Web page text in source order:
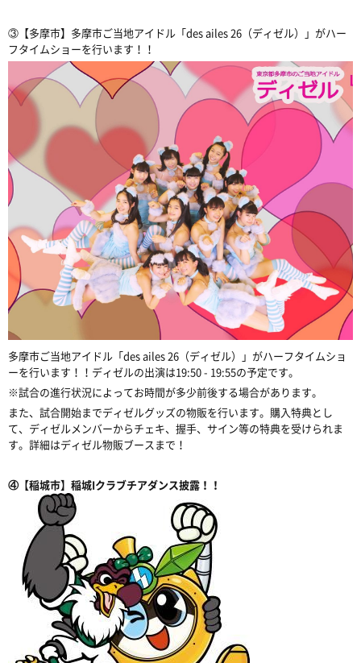
③【多摩市】多摩市ご当地アイドル「des ailes 26（ディゼル）」がハー
フタイムショーを行います！！
多摩市ご当地アイドル「des ailes 26（ディゼル）」がハーフタイムショ
ーを行います！！ディゼルの出演は19:50 - 19:55の予定です。
※試合の進行状況によってお時間が多少前後する場合があります。
また、試合開始までディゼルグッズの物販を行います。購入特典とし
て、ディゼルメンバーからチェキ、握手、サイン等の特典を受けられま
す。詳細はディゼル物販ブースまで！
④【稲城市】稲城Iクラブチアダンス披露！！